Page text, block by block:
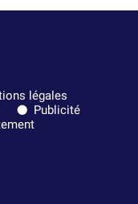
légales
Publicité